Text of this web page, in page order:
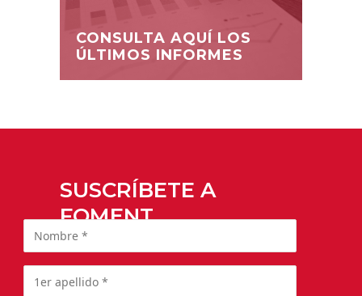
CONSULTA AQUÍ LOS
ÚLTIMOS INFORMES
SUSCRÍBETE A
FOMENT